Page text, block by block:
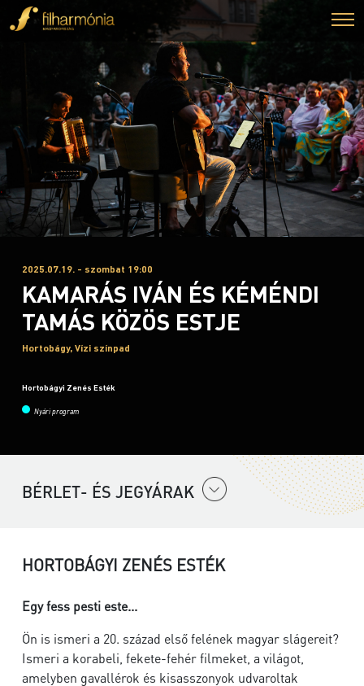
2025.07.19. - szombat 19:00
KAMARÁS IVÁN ÉS KÉMÉNDI
TAMÁS KÖZÖS ESTJE
Hortobágy, Vízi színpad
Hortobágyi Zenés Esték
Nyári program
BÉRLET- ÉS JEGYÁRAK
HORTOBÁGYI ZENÉS ESTÉK
Egy fess pesti este...
Ön is ismeri a 20. század első felének magyar slágereit?
Ismeri a korabeli, fekete-fehér filmeket, a világot,
amelyben gavallérok és kisasszonyok udvaroltak